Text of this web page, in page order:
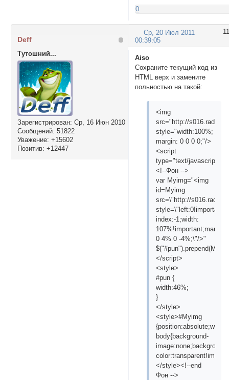
0
11
Ср, 20 Июл 2011
00:39:05
Deff
Тутошний...
Зарегистрирован: Ср, 16 Июн 2010
Сообщений: 51822
Уважение: +15602
Позитив: +12447
Aiso
Cохраните текущий код из
HTML верх и замените
польностью на такой:
<img
src="http://
style="width:100%;
margin: 0 0 0 0;"/>
<script
type="text/javascript">
<!--Фон -->
var Myimg="<img
id=Myimg
src=\"http://
index:-1;width:
107%!important;margin:
0 4% 0 -4%;\"/>"
</script>
<style>
#pun {
width:46%;
}
</style>
<style>#Myimg
body{background-
image:none;background-
</style><!--end
Фон -->